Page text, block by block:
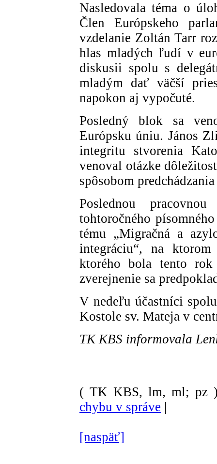
Nasledovala téma o
Člen Európskeho
vzdelanie Zoltán Tarr
hlas mladých ľudí v
diskusii spolu s
mladým dať väčší
napokon aj vypočuté.
Posledný blok sa
Európsku úniu. János
integritu stvorenia
venoval otázke
spôsobom
Poslednou
tohtoročného
tému „Migračná a
integráciu“, na ktorom
ktorého bola tento rok
zverejnenie sa
V nedeľu účastníci
Kostole sv. Mateja v
TK KBS informovala
( TK KBS, lm, ml; pz
chybu v správe |
[naspäť]